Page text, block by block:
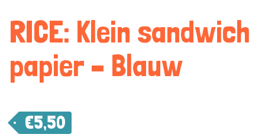
RICE: Klein sandwich
papier – Blauw
€5,50